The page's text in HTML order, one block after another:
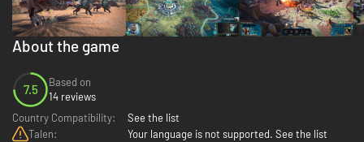
About the game
7.5
Based on
14 reviews
Country Compatibility:
See the list
Talen:
Your language is not supported. See the list